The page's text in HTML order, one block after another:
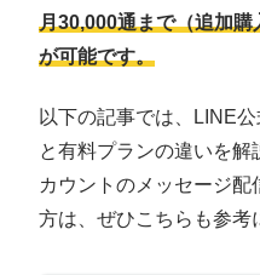
月30,000通まで（追加
が可能です。
以下の記事では、LINE
と有料プランの違いを
カウントのメッセージ
方は、ぜひこちらも参考